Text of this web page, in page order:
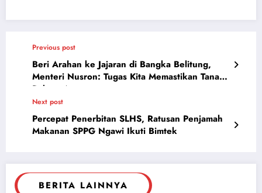
Previous post
Beri Arahan ke Jajaran di Bangka Belitung,
Menteri Nusron: Tugas Kita Memastikan Tanah
Rakyat Aman
Next post
Percepat Penerbitan SLHS, Ratusan Penjamah
Makanan SPPG Ngawi Ikuti Bimtek
BERITA LAINNYA